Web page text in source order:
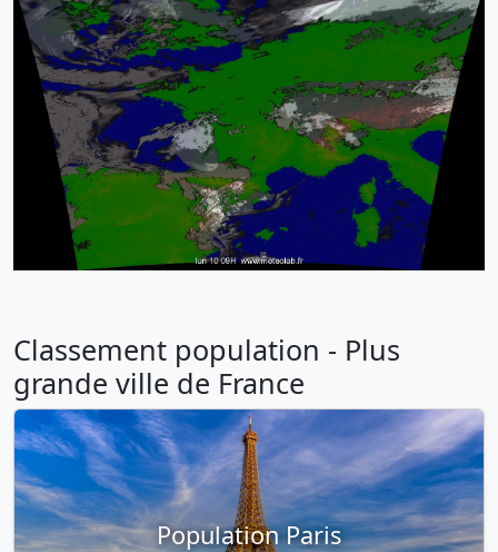
Classement population - Plus
grande ville de France
Population Paris